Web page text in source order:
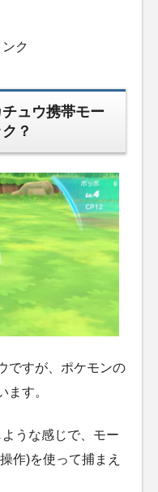
ク
ュウ携帯モー
？
ですが、ポケモンの
ます。
うな感じで、モー
作)を使って捕まえ